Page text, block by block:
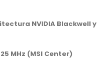
NVIDIA Blackwell y
MHz (MSI Center)